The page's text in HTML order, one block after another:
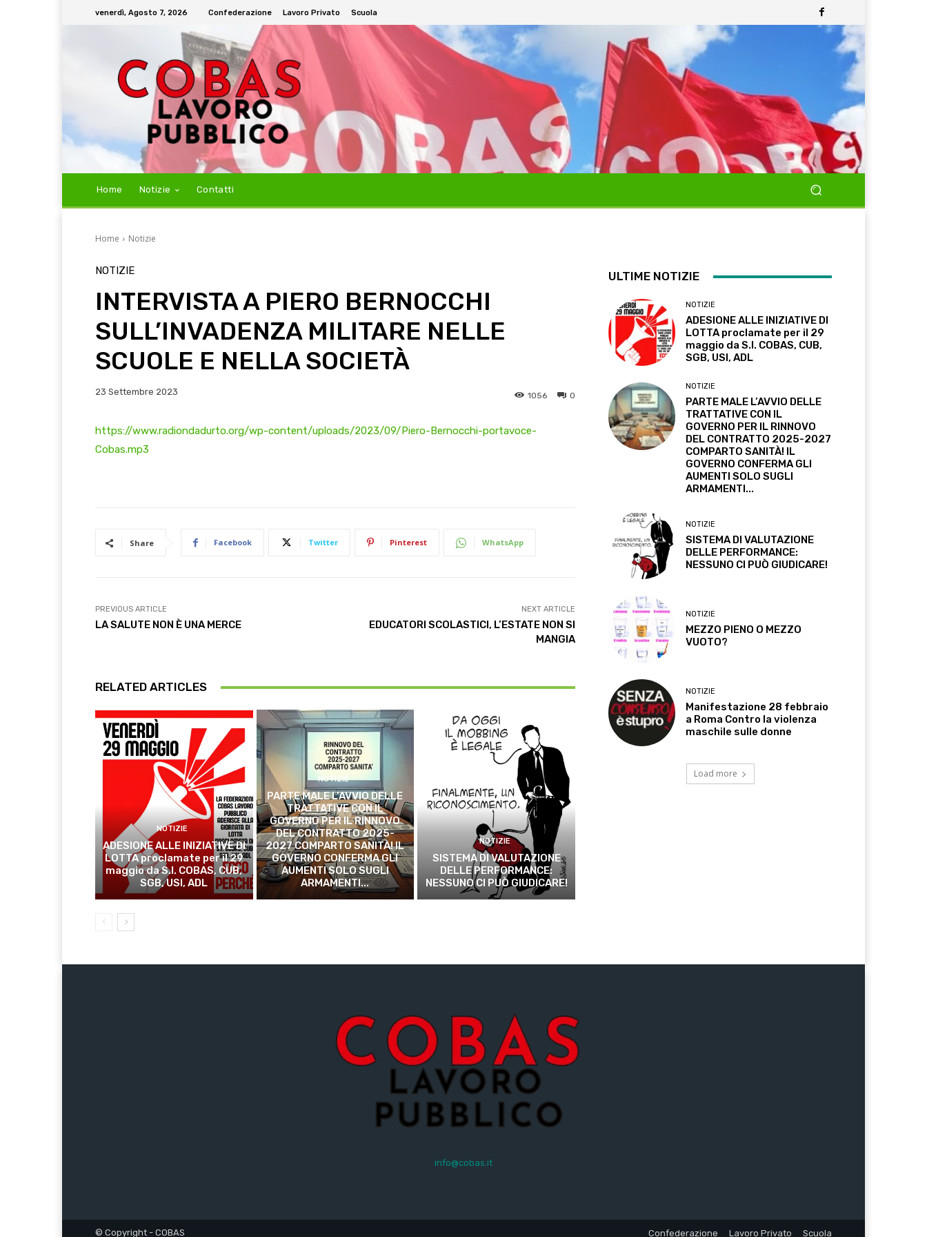
venerdì, Agosto 7, 2026 Confederazione Lavoro Privato Scuola
Home Notizie Contatti
Home Notizie
NOTIZIE
INTERVISTA A PIERO BERNOCCHI
SULL’INVADENZA MILITARE NELLE
SCUOLE E NELLA SOCIETÀ
23 Settembre 2023 0
1056
https://www.radiondadurto.org/wp-content/uploads/2023/09/Piero-Bernocchi-portavoce-
Cobas.mp3
Share Facebook Twitter Pinterest WhatsApp
PREVIOUS ARTICLE
LA SALUTE NON È UNA MERCE
NEXT ARTICLE
EDUCATORI SCOLASTICI, L’ESTATE NON SI
MANGIA
RELATED ARTICLES
NOTIZIE
ADESIONE ALLE INIZIATIVE DI
LOTTA proclamate per il 29
maggio da S.I. COBAS, CUB,
SGB, USI, ADL
NOTIZIE
PARTE MALE L’AVVIO DELLE
TRATTATIVE CON IL
GOVERNO PER IL RINNOVO
DEL CONTRATTO 2025-
2027 COMPARTO SANITÀ! IL
GOVERNO CONFERMA GLI
AUMENTI SOLO SUGLI
ARMAMENTI...
NOTIZIE
SISTEMA DI VALUTAZIONE
DELLE PERFORMANCE:
NESSUNO CI PUÒ GIUDICARE!
ULTIME NOTIZIE
NOTIZIE
ADESIONE ALLE INIZIATIVE DI
LOTTA proclamate per il 29
maggio da S.I. COBAS, CUB,
SGB, USI, ADL
NOTIZIE
PARTE MALE L’AVVIO DELLE
TRATTATIVE CON IL
GOVERNO PER IL RINNOVO
DEL CONTRATTO 2025-2027
COMPARTO SANITÀ! IL
GOVERNO CONFERMA GLI
AUMENTI SOLO SUGLI
ARMAMENTI...
NOTIZIE
SISTEMA DI VALUTAZIONE
DELLE PERFORMANCE:
NESSUNO CI PUÒ GIUDICARE!
NOTIZIE
MEZZO PIENO O MEZZO
VUOTO?
NOTIZIE
Manifestazione 28 febbraio
a Roma Contro la violenza
maschile sulle donne
Load more
info@cobas.it
© Copyright - COBAS Confederazione Lavoro Privato Scuola